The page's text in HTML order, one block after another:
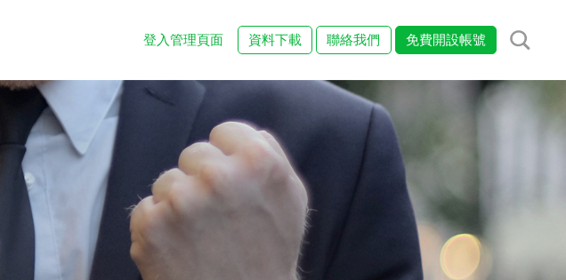
登入管理頁面 資料下載 聯絡我們 免費開設帳號